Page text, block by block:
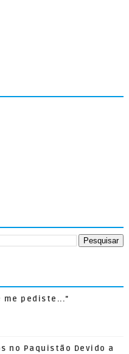
me pediste..."
no Paquistão Devido a